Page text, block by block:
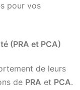
pour vos
(PRA et PCA)
de leurs
de PRA et PCA.